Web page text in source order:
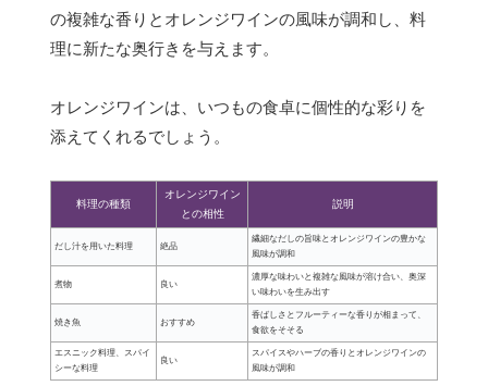
の複雑な香りとオレンジワインの風味が調和し、料
理に新たな奥行きを与えます。
オレンジワインは、いつもの食卓に個性的な彩りを
添えてくれるでしょう。
料理の種類
オレンジワイン
との相性
説明
だし汁を用いた料理 絶品
繊細なだしの旨味とオレンジワインの豊かな
風味が調和
煮物 良い
濃厚な味わいと複雑な風味が溶け合い、奥深
い味わいを生み出す
焼き魚 おすすめ
香ばしさとフルーティーな香りが相まって、
食欲をそそる
エスニック料理、スパイ
シーな料理
良い
スパイスやハーブの香りとオレンジワインの
風味が調和